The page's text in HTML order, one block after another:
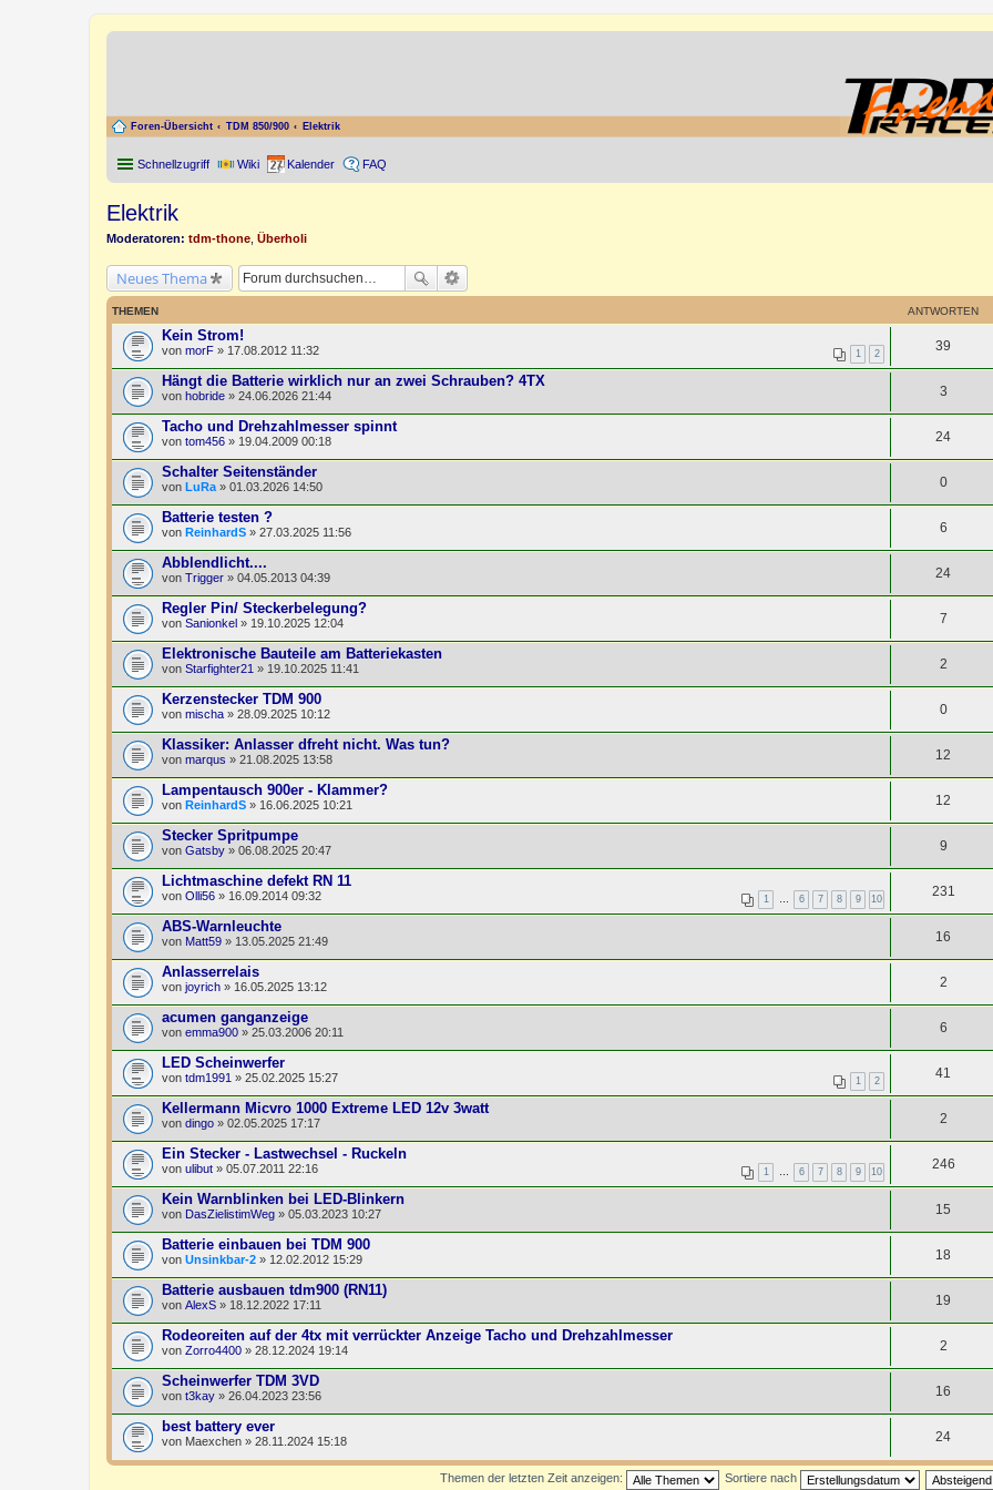
Foren-Übersicht TDM 850/900 Elektrik
Schnellzugriff Wiki Kalender FAQ
Elektrik
Moderatoren: tdm-thone Überholi
Neues Thema
THEMEN ANTWORTEN
Kein Strom!
1 2
von morF » 17.08.2012 11:32 39
Hängt die Batterie wirklich nur an zwei Schrauben? 4TX
von hobride » 24.06.2026 21:44 3
Tacho und Drehzahlmesser spinnt
von tom456 » 19.04.2009 00:18 24
Schalter Seitenständer
von LuRa » 01.03.2026 14:50 0
Batterie testen ?
von ReinhardS » 27.03.2025 11:56 6
Abblendlicht....
von Trigger » 04.05.2013 04:39 24
Regler Pin/ Steckerbelegung?
von Sanionkel » 19.10.2025 12:04 7
Elektronische Bauteile am Batteriekasten
von Starfighter21 » 19.10.2025 11:41 2
Kerzenstecker TDM 900
von mischa » 28.09.2025 10:12 0
Klassiker: Anlasser dfreht nicht. Was tun?
von marqus » 21.08.2025 13:58 12
Lampentausch 900er - Klammer?
von ReinhardS » 16.06.2025 10:21 12
Stecker Spritpumpe
von Gatsby » 06.08.2025 20:47 9
Lichtmaschine defekt RN 11
1 6 7 8 9 10
von Olli56 » 16.09.2014 09:32 231
ABS-Warnleuchte
von Matt59 » 13.05.2025 21:49 16
Anlasserrelais
von joyrich » 16.05.2025 13:12 2
acumen ganganzeige
von emma900 » 25.03.2006 20:11 6
LED Scheinwerfer
1 2
von tdm1991 » 25.02.2025 15:27 41
Kellermann Micvro 1000 Extreme LED 12v 3watt
von dingo » 02.05.2025 17:17 2
Ein Stecker - Lastwechsel - Ruckeln
1 6 7 8 9 10
von ulibut » 05.07.2011 22:16 246
Kein Warnblinken bei LED-Blinkern
von DasZielistimWeg » 05.03.2023 10:27 15
Batterie einbauen bei TDM 900
von Unsinkbar-2 » 12.02.2012 15:29 18
Batterie ausbauen tdm900 (RN11)
von AlexS » 18.12.2022 17:11 19
Rodeoreiten auf der 4tx mit verrückter Anzeige Tacho und Drehzahlmesser
von Zorro4400 » 28.12.2024 19:14 2
Scheinwerfer TDM 3VD
von t3kay » 26.04.2023 23:56 16
best battery ever
von Maexchen » 28.11.2024 15:18 24
Themen der letzten Zeit anzeigen: Sortiere nach